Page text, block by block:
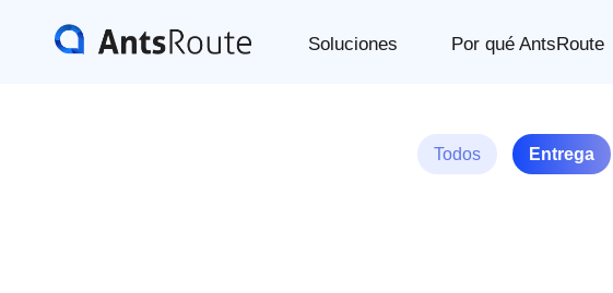
Soluciones Por qué AntsRoute
Todos Entrega